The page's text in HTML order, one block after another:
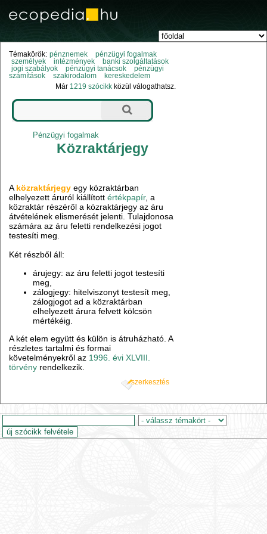
Témakörök: pénznemek
pénzügyi fogalmak
személyek
intézmények
banki szolgáltatások
jogi szabályok
pénzügyi tanácsok
pénzügyi
számítások
szakirodalom
kereskedelem
Már 1219 szócikk közül válogathatsz.
Pénzügyi fogalmak
Közraktárjegy
A közraktárjegy egy közraktárban
elhelyezett áruról kiállítottértékpapír, a
közraktár részéről a közraktárjegy az áru
átvételének elismerését jelenti. Tulajdonosa
számára az áru feletti rendelkezési jogot
testesíti meg.
Két részből áll:
árujegy: az áru feletti jogot testesíti
meg,
zálogjegy: hitelviszonyt testesít meg,
zálogjogot ad a közraktárban
elhelyezett árura felvett kölcsön
mértékéig.
A két elem együtt és külön is átruházható. A
részletes tartalmi és formai
követelményekről az 1996. évi XLVIII.
törvény rendelkezik.
szerkesztés